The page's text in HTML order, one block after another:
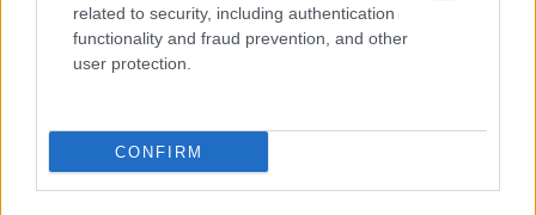
related to security, including authentication
functionality and fraud prevention, and other
user protection.
CONFIRM
FibSwap DEX
(FIBO)
$0.0085
(EQPAY)